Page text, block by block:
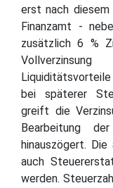
erst nach diesem
Finanzamt -
zusätzlich 6 %
bei späterer
greift die
Bearbeitung
hinauszögert.
auch
werden.